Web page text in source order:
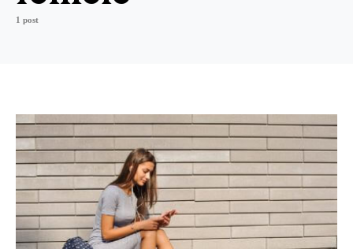
1 post